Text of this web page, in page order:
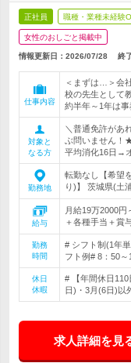
正社員 職種・業種未経験
女性のおしごと掲載中
情報更新日：2026/07/28 終
仕事内容
＜まずは…＞会
校の先生として
約半年～1年は事
対象と
なる方
＼普通免許があ
ぶ問いません！
平均消化16日→
勤務地
転勤なし【希望
り)】 茨城県(土
給与
月給19万2000円
＋各種手当＋賞
勤務
時間
# シフト制(1年
フト例# 8：50～
休日
休暇
# 【年間休日
日)・3月(6日)以
求人詳細を見